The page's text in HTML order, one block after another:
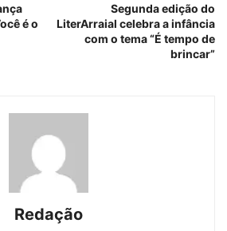
é o
Segunda edição do
LiterArraial celebra a infância
com o tema “É tempo de
brincar”
Redação